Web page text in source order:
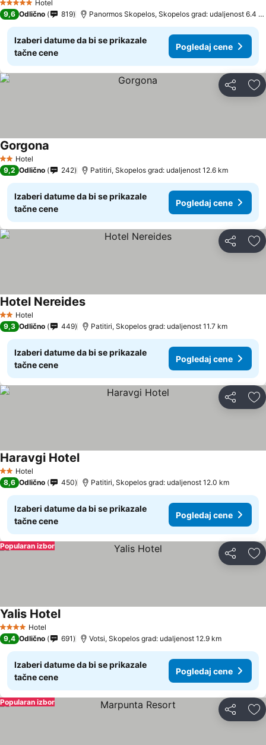
5 ZvezdiceHotel
9,6 Odlično 819 Panormos Skopelos, Skopelos grad: udaljenost 6.4 km
Izaberi datume da bi se prikazale
tačne cene
Pogledaj cene
Deli
2 Zvezdice
Hotel
Gorgona
9,2 Odlično 242 Patitiri, Skopelos grad: udaljenost 12.6 km
Izaberi datume da bi se prikazale
tačne cene
Pogledaj cene
Deli
2 Zvezdice
Hotel
Hotel Nereides
9,3 Odlično 449 Patitiri, Skopelos grad: udaljenost 11.7 km
Izaberi datume da bi se prikazale
tačne cene
Pogledaj cene
Deli
2 Zvezdice
Hotel
Haravgi Hotel
8,6 Odlično 450 Patitiri, Skopelos grad: udaljenost 12.0 km
Izaberi datume da bi se prikazale
tačne cene
Pogledaj cene
Deli
Popularan izbor
4 ZvezdiceHotel
Yalis Hotel
9,4 Odlično 691 Votsi, Skopelos grad: udaljenost 12.9 km
Izaberi datume da bi se prikazale
tačne cene
Pogledaj cene
Deli
Popularan izbor